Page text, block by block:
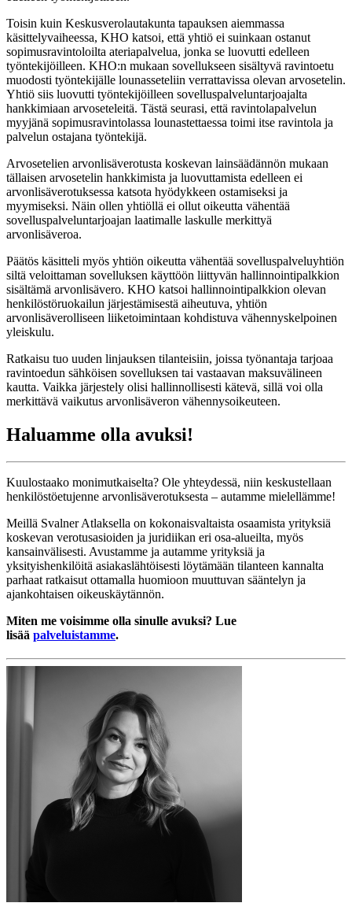
Toisin kuin Keskusverolautakunta tapauksen aiemmassa
käsittelyvaiheessa, KHO katsoi, että yhtiö ei suinkaan ostanut
sopimusravintoloilta ateriapalvelua, jonka se luovutti edelleen
työntekijöilleen. KHO:n mukaan sovellukseen sisältyvä ravintoetu
muodosti työntekijälle lounasseteliin verrattavissa olevan arvosetelin.
Yhtiö siis luovutti työntekijöilleen sovelluspalveluntarjoajalta
hankkimiaan arvoseteleitä. Tästä seurasi, että ravintolapalvelun
myyjänä sopimusravintolassa lounastettaessa toimi itse ravintola ja
palvelun ostajana työntekijä.
Arvosetelien arvonlisäverotusta koskevan lainsäädännön mukaan
tällaisen arvosetelin hankkimista ja luovuttamista edelleen ei
arvonlisäverotuksessa katsota hyödykkeen ostamiseksi ja
myymiseksi. Näin ollen yhtiöllä ei ollut oikeutta vähentää
sovelluspalveluntarjoajan laatimalle laskulle merkittyä
arvonlisäveroa.
Päätös käsitteli myös yhtiön oikeutta vähentää sovelluspalveluyhtiön
siltä veloittaman sovelluksen käyttöön liittyvän hallinnointipalkkion
sisältämä arvonlisävero. KHO katsoi hallinnointipalkkion olevan
henkilöstöruokailun järjestämisestä aiheutuva, yhtiön
arvonlisäverolliseen liiketoimintaan kohdistuva vähennyskelpoinen
yleiskulu.
Ratkaisu tuo uuden linjauksen tilanteisiin, joissa työnantaja tarjoaa
ravintoedun sähköisen sovelluksen tai vastaavan maksuvälineen
kautta. Vaikka järjestely olisi hallinnollisesti kätevä, sillä voi olla
merkittävä vaikutus arvonlisäveron vähennysoikeuteen.
Haluamme olla avuksi!
Kuulostaako monimutkaiselta? Ole yhteydessä, niin keskustellaan
henkilöstöetujenne arvonlisäverotuksesta – autamme mielellämme!
Meillä Svalner Atlaksella on kokonaisvaltaista osaamista yrityksiä
koskevan verotusasioiden ja juridiikan eri osa-alueilta, myös
kansainvälisesti. Avustamme ja autamme yrityksiä ja
yksityishenkilöitä asiakaslähtöisesti löytämään tilanteen kannalta
parhaat ratkaisut ottamalla huomioon muuttuvan sääntelyn ja
ajankohtaisen oikeuskäytännön.
Miten me voisimme olla sinulle avuksi? Lue
lisää palveluistamme.